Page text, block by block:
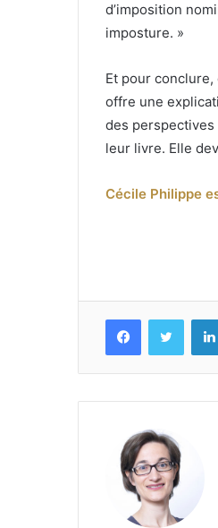
d’imposition
imposture. »
Et pour
offre une
des perspectives
leur livre. Elle
Cécile Philippe
Facebook